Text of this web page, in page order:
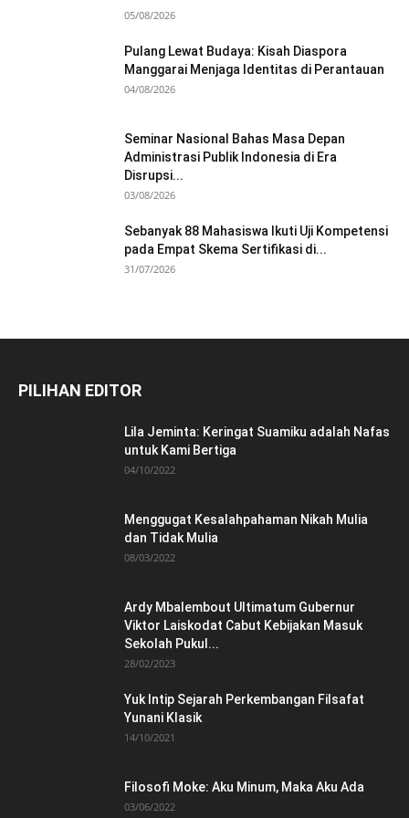
05/08/2026
Pulang Lewat Budaya: Kisah Diaspora
Manggarai Menjaga Identitas di Perantauan
04/08/2026
Seminar Nasional Bahas Masa Depan
Administrasi Publik Indonesia di Era
Disrupsi...
03/08/2026
Sebanyak 88 Mahasiswa Ikuti Uji Kompetensi
pada Empat Skema Sertifikasi di...
31/07/2026
PILIHAN EDITOR
Lila Jeminta: Keringat Suamiku adalah Nafas
untuk Kami Bertiga
04/10/2022
Menggugat Kesalahpahaman Nikah Mulia
dan Tidak Mulia
08/03/2022
Ardy Mbalembout Ultimatum Gubernur
Viktor Laiskodat Cabut Kebijakan Masuk
Sekolah Pukul...
28/02/2023
Yuk Intip Sejarah Perkembangan Filsafat
Yunani Klasik
14/10/2021
Filosofi Moke: Aku Minum, Maka Aku Ada
03/06/2022